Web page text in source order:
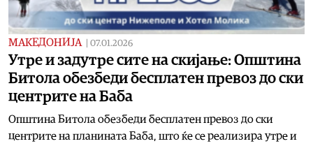
МАКЕДОНИЈА 07.01.2026
Утре и задутре сите на скијање: Општина
Битола обезбеди бесплатен превоз до ски
центрите на Баба
Општина Битола обезбеди бесплатен превоз до ски
центрите на планината Баба, што ќе се реализира утре и